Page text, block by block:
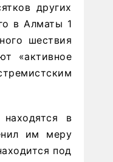
других
в Алматы 1
шествия
«активное
в
им меру
под